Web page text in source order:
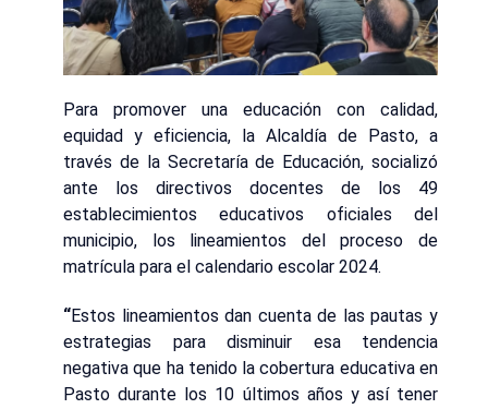
Para promover una educación con calidad,
equidad y eficiencia, la Alcaldía de Pasto, a
través de la Secretaría de Educación, socializó
ante los directivos docentes de los 49
establecimientos educativos oficiales del
municipio, los lineamientos del proceso de
matrícula para el calendario escolar 2024.
“Estos lineamientos dan cuenta de las pautas y
estrategias para disminuir esa tendencia
negativa que ha tenido la cobertura educativa en
Pasto durante los 10 últimos años y así tener